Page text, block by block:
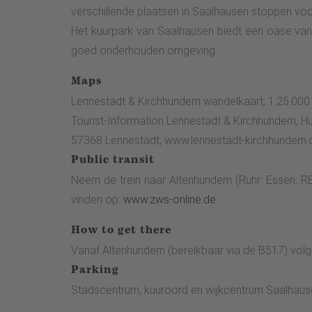
naar het kuurpark aan de rechterkant leidt en
Bräukelchen je uit voor een pauze. De route
visvijvers, steekt de Lenne over en komt bij de
ondergrond is hier een bospad met stenen.
eerste gelegenheid linksaf en meteen weer
over ruw grind. Bij de splitsing rechtsaf en
volgende splitsing neem je het rechterpad, dat
verfrissing. Volg de "S" en neem het asfaltpad
Vanaf hier rijd je over het fietspad terug richting
verschillende plaatsen in Saalhausen stoppen
Het kuurpark van Saalhausen biedt een oase
goed onderhouden omgeving.
Maps
Lennestadt & Kirchhundem wandelkaart, 1:25.000
Tourist-Information Lennestadt & Kirchhundem,
57368 Lennestadt, www.lennestadt-
Public transit
Neem de trein naar Altenhundem (Ruhr: Essen;
vinden op: www.zws-online.de
How to get there
Vanaf Altenhundem (bereikbaar via de B517)
Parking
Stadscentrum, kuuroord en wijkcentrum